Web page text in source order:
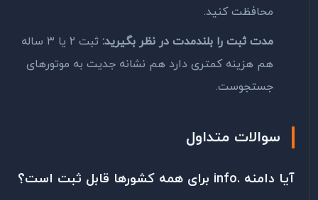
محافظت کنید.
مدت ثبت را بلندمدت در نظر بگیرید:
ثبت ۲ یا ۳ ساله
هم هزینه کمتری دارد هم نشانه جدیت به موتورهای
جستجوست.
سوالات متداول
آیا دامنه .info برای همه کشورها قابل ثبت است؟